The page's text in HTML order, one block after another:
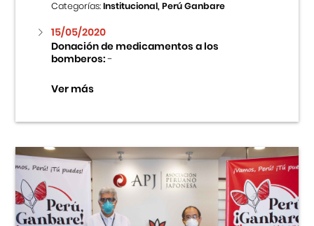
Categorías:Institucional, Perú Ganbare
15/05/2020
Donación de medicamentos a los
bomberos:-
Ver más